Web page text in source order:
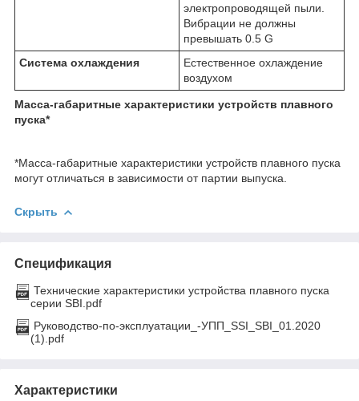
электропроводящей пыли.
Вибрации не должны
превышать 0.5 G
Система охлаждения
Естественное охлаждение
воздухом
Масса-габаритные характеристики устройств плавного
пуска*
*Масса-габаритные характеристики устройств плавного пуска
могут отличаться в зависимости от партии выпуска.
Скрыть
Спецификация
Технические характеристики устройства плавного пуска
серии SBI.pdf
Руководство-по-эксплуатации_-УПП_SSI_SBI_01.2020
(1).pdf
Характеристики